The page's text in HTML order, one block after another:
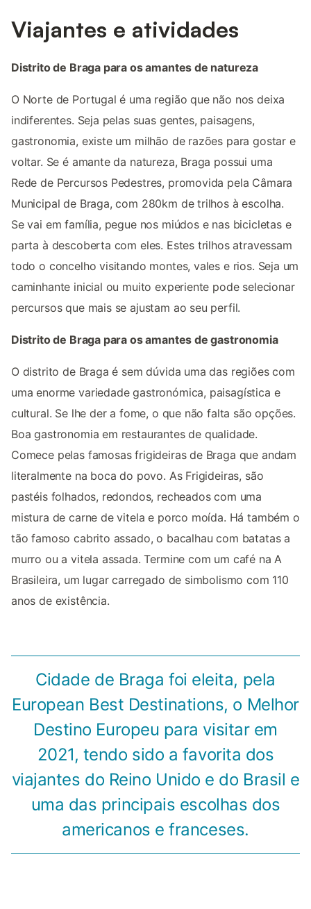
Viajantes e atividades
Distrito de Braga para os amantes de natureza
O Norte de Portugal é uma região que não nos deixa
indiferentes. Seja pelas suas gentes, paisagens,
gastronomia, existe um milhão de razões para gostar e
voltar. Se é amante da natureza, Braga possui uma
Rede de Percursos Pedestres, promovida pela Câmara
Municipal de Braga, com 280km de trilhos à escolha.
Se vai em família, pegue nos miúdos e nas bicicletas e
parta à descoberta com eles. Estes trilhos atravessam
todo o concelho visitando montes, vales e rios. Seja um
caminhante inicial ou muito experiente pode selecionar
percursos que mais se ajustam ao seu perfil.
Distrito de Braga para os amantes de gastronomia
O distrito de Braga é sem dúvida uma das regiões com
uma enorme variedade gastronómica, paisagística e
cultural. Se lhe der a fome, o que não falta são opções.
Boa gastronomia em restaurantes de qualidade.
Comece pelas famosas frigideiras de Braga que andam
literalmente na boca do povo. As Frigideiras, são
pastéis folhados, redondos, recheados com uma
mistura de carne de vitela e porco moída. Há também o
tão famoso cabrito assado, o bacalhau com batatas a
murro ou a vitela assada. Termine com um café na A
Brasileira, um lugar carregado de simbolismo com 110
anos de existência.
Cidade de Braga foi eleita, pela
European Best Destinations, o Melhor
Destino Europeu para visitar em
2021, tendo sido a favorita dos
viajantes do Reino Unido e do Brasil e
uma das principais escolhas dos
americanos e franceses.